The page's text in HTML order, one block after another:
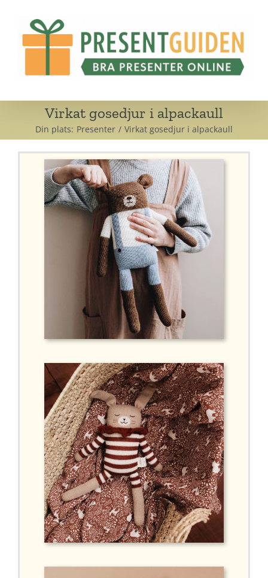
Virkat gosedjur i alpackaull
Din plats: Presenter Virkat gosedjur i alpackaull